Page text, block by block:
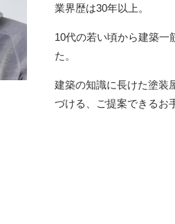
業界歴は30年以上。
10代の若い頃から建築一
た。
建築の知識に長けた塗装
づける、ご提案できるお